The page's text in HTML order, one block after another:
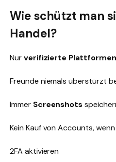
Wie schützt man
Handel?
Nurverifizierte Plattformen
Freunde niemals überstürzt
Immer Screenshots
Kein Kauf von Accounts,
2FA aktivieren